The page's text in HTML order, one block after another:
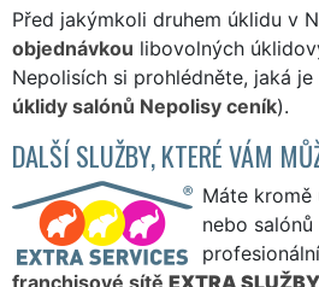
Před jakýmkoli druhem úklidu v
objednávkou libovolných
Nepolisích si prohlédněte, jaká
úklidy salónů Nepolisy ceník).
DALŠÍ SLUŽBY, KTERÉ VÁM
Máte
nebo
franchisové sítě EXTRA SLUŽBY